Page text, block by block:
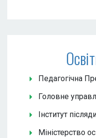
Педагогічна
Головне
Інститут
Міністерство